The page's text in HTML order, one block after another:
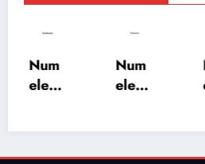
Num
ele
Num
ele